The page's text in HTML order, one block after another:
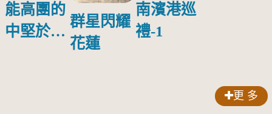
能高團的
中堅於花
群星閃耀
花蓮
南濱港巡
禮-1
更 多